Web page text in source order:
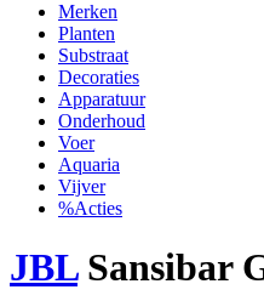
Merken
Planten
Substraat
Decoraties
Apparatuur
Onderhoud
Voer
Aquaria
Vijver
%Acties
JBLSansibar